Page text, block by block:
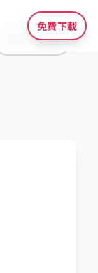
免費下載
性別：男性